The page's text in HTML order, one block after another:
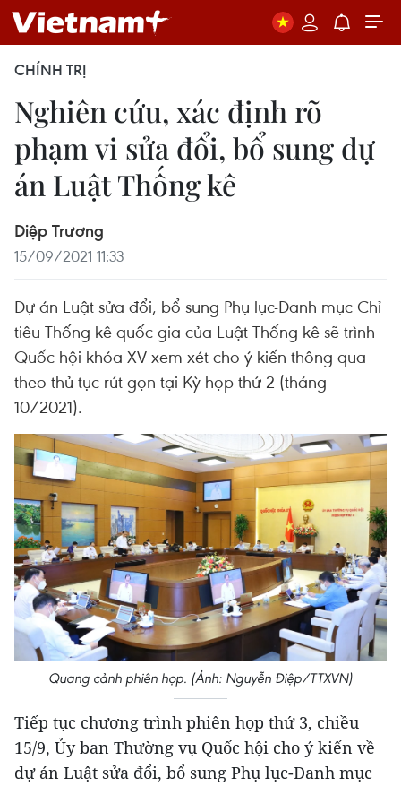
CHÍNH TRỊ
​Nghiên cứu, xác định rõ
phạm vi sửa đổi, bổ sung dự
án Luật Thống kê
Diệp Trương
15/09/2021 11:33
Dự án Luật sửa đổi, bổ sung Phụ lục-Danh mục Chỉ
tiêu Thống kê quốc gia của Luật Thống kê sẽ trình
Quốc hội khóa XV xem xét cho ý kiến thông qua
theo thủ tục rút gọn tại Kỳ họp thứ 2 (tháng
10/2021).
Quang cảnh phiên họp. (Ảnh: Nguyễn Điệp/TTXVN)
Tiếp tục chương trình phiên họp thứ 3, chiều
15/9, Ủy ban Thường vụ Quốc hội cho ý kiến về
dự án Luật sửa đổi, bổ sung Phụ lục-Danh mục